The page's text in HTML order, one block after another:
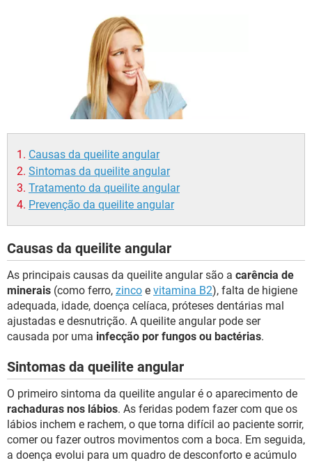
Causas da queilite angular
Sintomas da queilite angular
Tratamento da queilite angular
Prevenção da queilite angular
Causas da queilite angular
As principais causas da queilite angular são a carência de
minerais (como ferro, zinco e vitamina B2), falta de higiene
adequada, idade, doença celíaca, próteses dentárias mal
ajustadas e desnutrição. A queilite angular pode ser
causada por uma infecção por fungos ou bactérias.
Sintomas da queilite angular
O primeiro sintoma da queilite angular é o aparecimento de
rachaduras nos lábios. As feridas podem fazer com que os
lábios inchem e rachem, o que torna difícil ao paciente sorrir,
comer ou fazer outros movimentos com a boca. Em seguida,
a doença evolui para um quadro de desconforto e acúmulo